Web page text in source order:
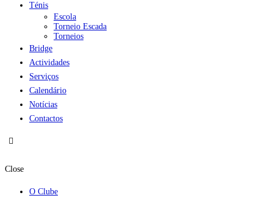
Ténis
Escola
Torneio Escada
Torneios
Bridge
Actividades
Serviços
Calendário
Notícias
Contactos
Close
O Clube